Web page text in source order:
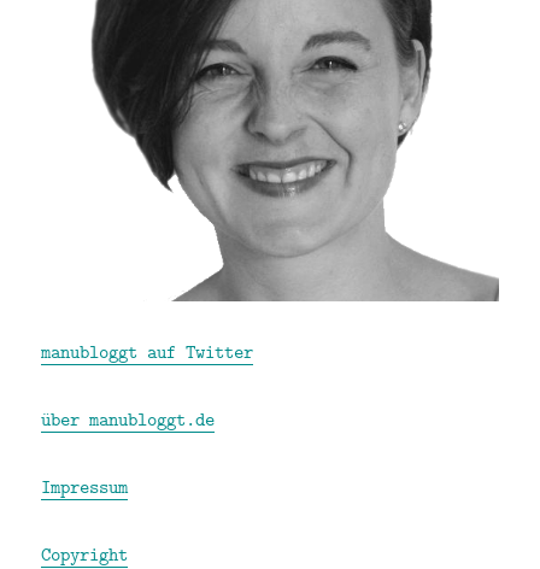
manubloggt auf Twitter
über manubloggt.de
Impressum
Copyright